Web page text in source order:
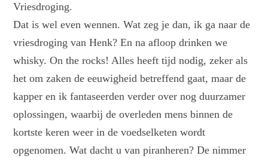
Vriesdroging.
Dat is wel even wennen. Wat zeg je dan, ik ga naar de
vriesdroging van Henk? En na afloop drinken we
whisky. On the rocks! Alles heeft tijd nodig, zeker als
het om zaken de eeuwigheid betreffend gaat, maar de
kapper en ik fantaseerden verder over nog duurzamer
oplossingen, waarbij de overleden mens binnen de
kortste keren weer in de voedselketen wordt
opgenomen. Wat dacht u van piranheren? De nimmer